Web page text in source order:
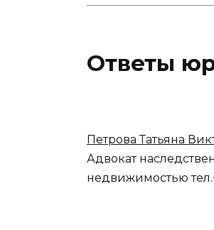
Ответы
Петрова Татьяна
Адвокат
недвижимостью